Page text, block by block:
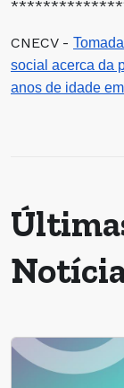
CNECV -
social acerca da
anos de idade